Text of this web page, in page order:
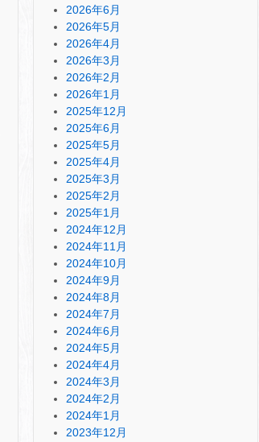
2026年6月
2026年5月
2026年4月
2026年3月
2026年2月
2026年1月
2025年12月
2025年6月
2025年5月
2025年4月
2025年3月
2025年2月
2025年1月
2024年12月
2024年11月
2024年10月
2024年9月
2024年8月
2024年7月
2024年6月
2024年5月
2024年4月
2024年3月
2024年2月
2024年1月
2023年12月